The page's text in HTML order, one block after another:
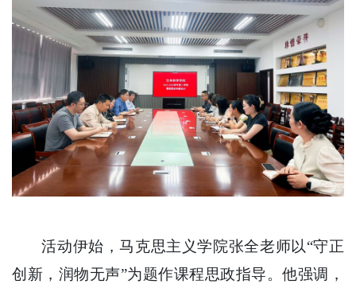
活动伊始，马克思主义学院张全老师以“守正
创新，润物无声”为题作课程思政指导。他强调，